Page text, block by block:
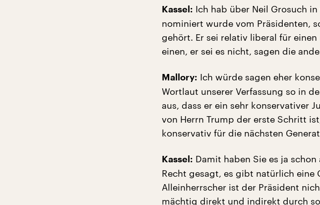
Kassel: Ich hab über Neil Grosuch
nominiert wurde vom Präsidenten,
gehört. Er sei relativ liberal für
einen, er sei es nicht, sagen die
Mallory: Ich würde sagen eher
Wortlaut unserer Verfassung so in
aus, dass er ein sehr konservativer
von Herrn Trump der erste Schritt
konservativ für die nächsten
Kassel: Damit haben Sie es ja
Recht gesagt, es gibt natürlich eine
Alleinherrscher ist der Präsident
mächtig direkt und indirekt durch